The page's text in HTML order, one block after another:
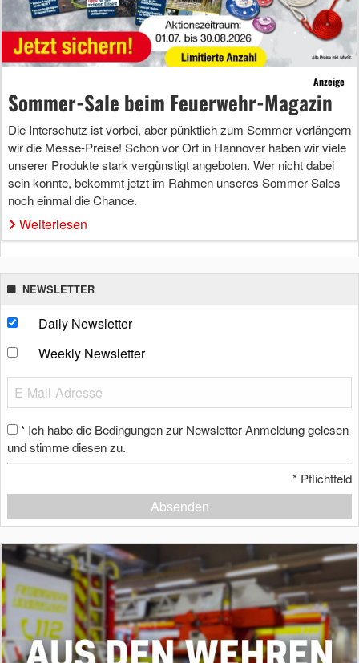
Anzeige
Sommer-Sale beim Feuerwehr-Magazin
Die Interschutz ist vorbei, aber pünktlich zum Sommer verlängern
wir die Messe-Preise! Schon vor Ort in Hannover haben wir viele
unserer Produkte stark vergünstigt angeboten. Wer nicht dabei
sein konnte, bekommt jetzt im Rahmen unseres Sommer-Sales
noch einmal die Chance.
Weiterlesen
NEWSLETTER
Daily Newsletter
Weekly Newsletter
* Ich habe die Bedingungen zur Newsletter-Anmeldung gelesen
und stimme diesen zu.
* Pflichtfeld
Absenden